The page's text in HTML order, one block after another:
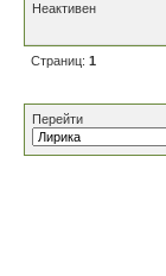
Неактивен
Страниц: 1
Перейти